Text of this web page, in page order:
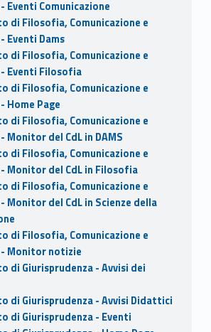
Eventi Comunicazione
di Filosofia, Comunicazione e
Eventi Dams
di Filosofia, Comunicazione e
Eventi Filosofia
di Filosofia, Comunicazione e
Home Page
di Filosofia, Comunicazione e
Monitor del CdL in DAMS
di Filosofia, Comunicazione e
Monitor del CdL in Filosofia
di Filosofia, Comunicazione e
Monitor del CdL in Scienze della
di Filosofia, Comunicazione e
Monitor notizie
di Giurisprudenza - Avvisi dei
di Giurisprudenza - Avvisi Didattici
di Giurisprudenza - Eventi